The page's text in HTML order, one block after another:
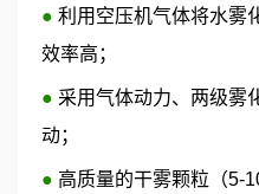
● 利用空压机气体将水雾
效率高；
● 采用气体动力、两级雾
动；
● 高质量的干雾颗粒（5-